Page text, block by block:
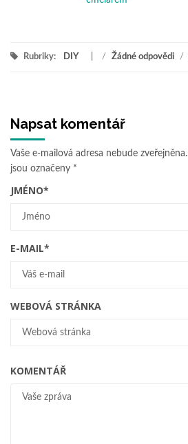
Rubriky: DIY / Žádné odpovědi /
Napsat komentář
Vaše e-mailová adresa nebude zveřejněna.
jsou označeny *
JMÉNO*
E-MAIL*
WEBOVÁ STRÁNKA
KOMENTÁŘ